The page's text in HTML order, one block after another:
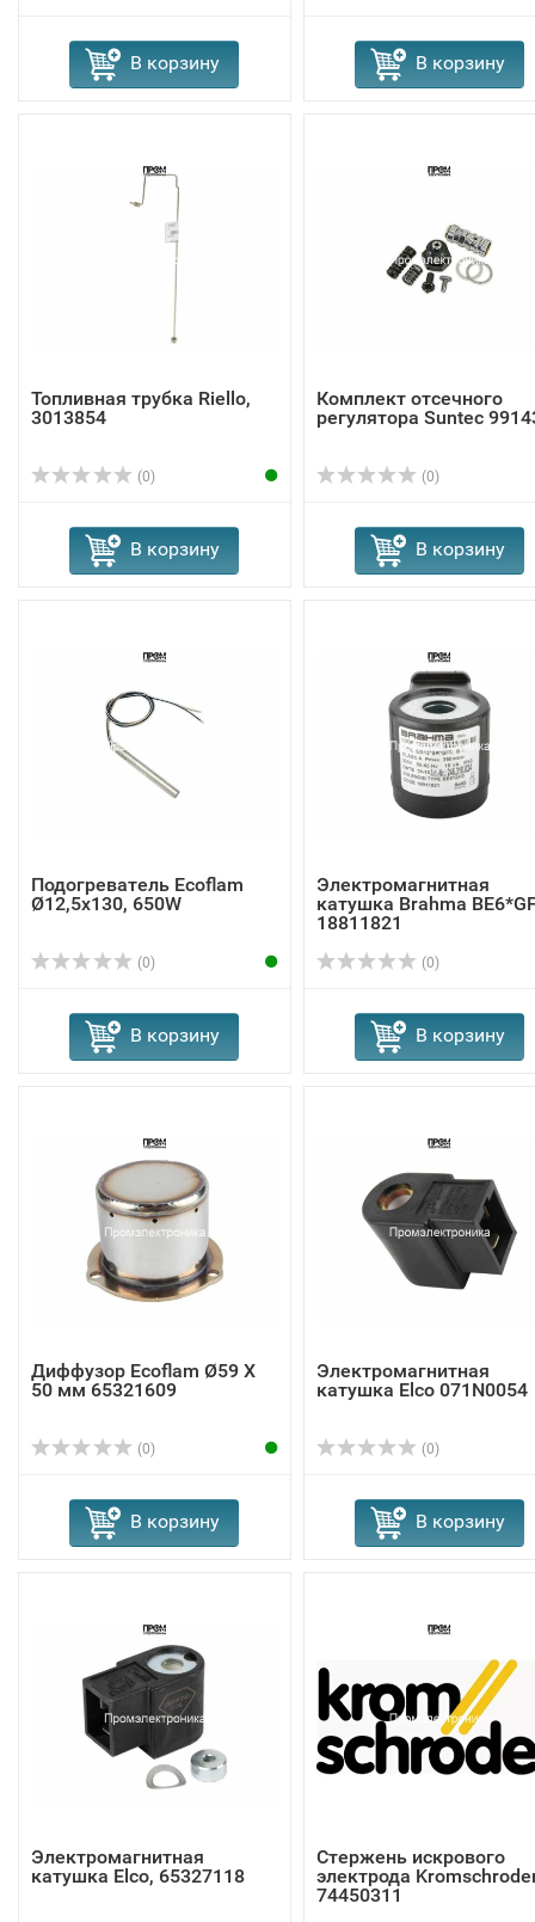
В корзину В корзину
Топливная трубка Riello,
3013854
(0)
В корзину
Комплект отсечного
регулятора Suntec
(0)
В корзину
Подогреватель Ecoflam
Ø12,5x130, 650W
(0)
В корзину
Электромагнитная
катушка Brahma
18811821
(0)
В корзину
Диффузор Ecoflam Ø59 X
50 мм 65321609
(0)
В корзину
Электромагнитная
катушка Elco 071N0054
(0)
В корзину
Электромагнитная
катушка Elco, 65327118
Стержень искрового
электрода
74450311